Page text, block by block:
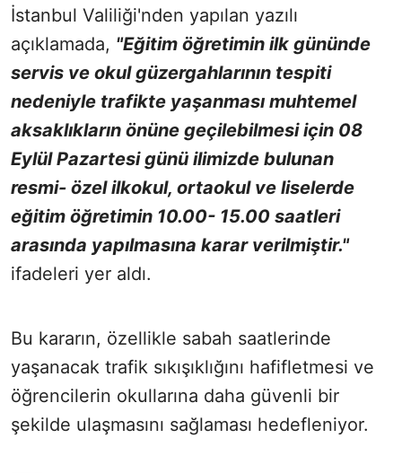
İstanbul Valiliği'nden yapılan yazılı
açıklamada, "Eğitim öğretimin ilk gününde
servis ve okul güzergahlarının tespiti
nedeniyle trafikte yaşanması muhtemel
aksaklıkların önüne geçilebilmesi için 08
Eylül Pazartesi günü ilimizde bulunan
resmi- özel ilkokul, ortaokul ve liselerde
eğitim öğretimin 10.00- 15.00 saatleri
arasında yapılmasına karar verilmiştir."
ifadeleri yer aldı.
Bu kararın, özellikle sabah saatlerinde
yaşanacak trafik sıkışıklığını hafifletmesi ve
öğrencilerin okullarına daha güvenli bir
şekilde ulaşmasını sağlaması hedefleniyor.